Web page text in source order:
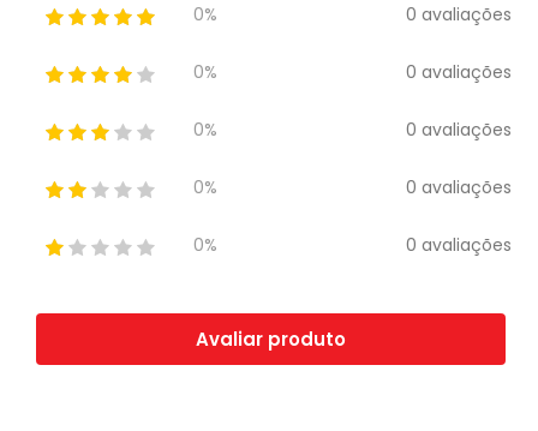
0% 0 avaliações
0% 0 avaliações
0% 0 avaliações
0% 0 avaliações
0% 0 avaliações
Avaliar produto